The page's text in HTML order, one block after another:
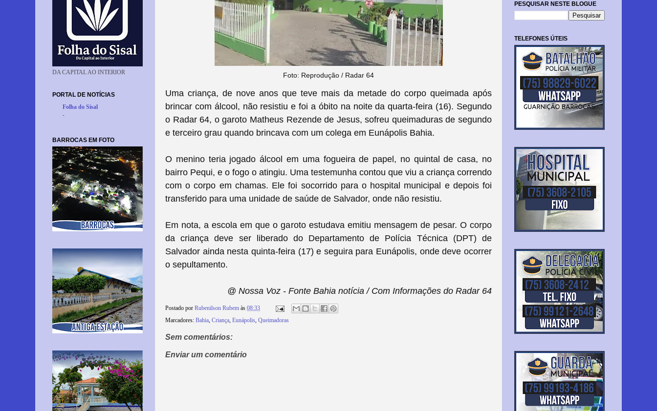
Foto: Reprodução / Radar 64
Uma criança, de nove anos que teve mais da metade do corpo queimada após
brincar com álcool, não resistiu e foi a óbito na noite da quarta-feira (16). Segundo
o Radar 64, o garoto Matheus Rezende de Jesus, sofreu queimaduras de segundo
e terceiro grau quando brincava com um colega em Eunápolis Bahia.
O menino teria jogado álcool em uma fogueira de papel, no quintal de casa, no
bairro Pequi, e o fogo o atingiu. Uma testemunha contou que viu a criança correndo
com o corpo em chamas. Ele foi socorrido para o hospital municipal e depois foi
transferido para uma unidade de saúde de Salvador, onde não resistiu.
Em nota, a escola em que o garoto estudava emitiu mensagem de pesar. O corpo
da criança deve ser liberado do Departamento de Polícia Técnica (DPT) de
Salvador ainda nesta quinta-feira (17) e seguira para Eunápolis, onde deve ocorrer
o sepultamento.
@ Nossa Voz - Fonte Bahia notícia / Com Informações do Radar 64
Postado por Rubenilson Rubem às 08:33
Marcadores: Bahia, Criança, Eunápolis, Queimadoras
Sem comentários:
Enviar um comentário
DA CAPITAL AO INTERIOR
PORTAL DE NOTÍCIAS
Folha do Sisal
-
BARROCAS EM FOTO
PESQUISAR NESTE BLOGUE
TELEFONES ÚTEIS